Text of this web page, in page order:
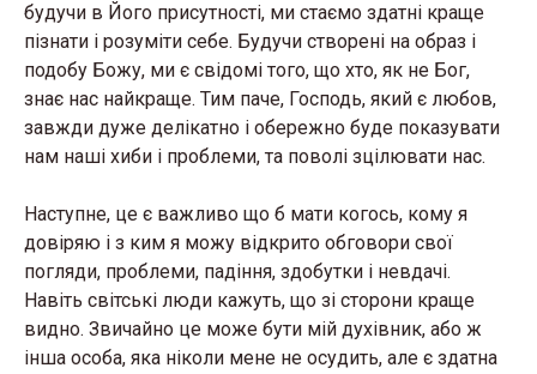
будучи в Його присутності, ми стаємо здатні краще
пізнати і розуміти себе. Будучи створені на образ і
подобу Божу, ми є свідомі того, що хто, як не Бог,
знає нас найкраще. Тим паче, Господь, який є любов,
завжди дуже делікатно і обережно буде показувати
нам наші хиби і проблеми, та поволі зцілювати нас.
Наступне, це є важливо що б мати когось, кому я
довіряю і з ким я можу відкрито обговори свої
погляди, проблеми, падіння, здобутки і невдачі.
Навіть світські люди кажуть, що зі сторони краще
видно. Звичайно це може бути мій духівник, або ж
інша особа, яка ніколи мене не осудить, але є здатна